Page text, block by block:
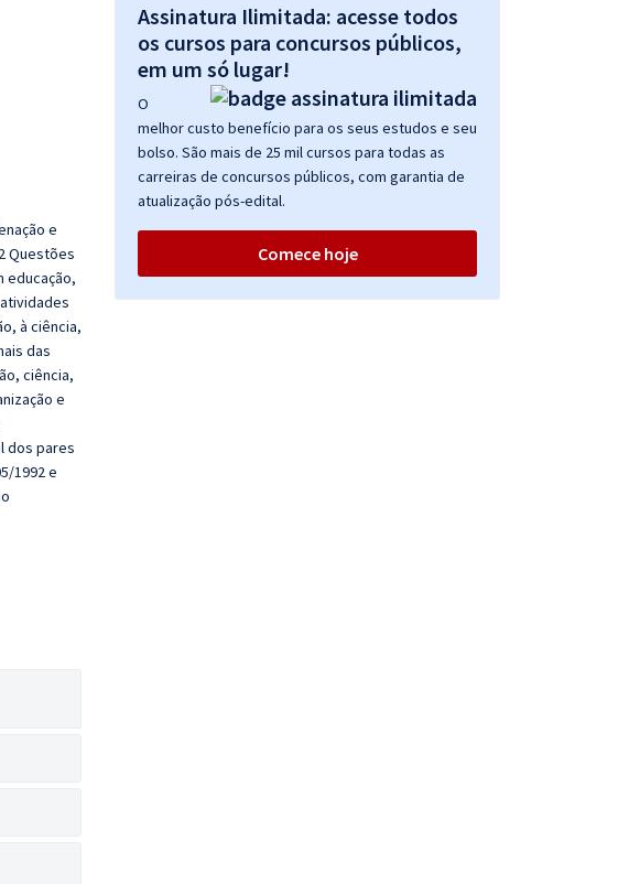
e
Questões
educação,
à ciência,
das
ciência,
e
dos pares
1992 e
Assinatura Ilimitada: acesse todos
os cursos para concursos públicos,
em um só lugar!
O
melhor custo benefício para os seus estudos e seu
bolso. São mais de 25 mil cursos para todas as
carreiras de concursos públicos, com garantia de
atualização pós-edital.
Comece hoje